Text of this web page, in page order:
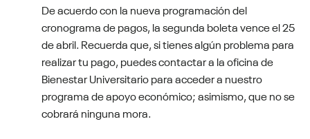
De acuerdo con la nueva programación del
cronograma de pagos, la segunda boleta vence el 25
de abril. Recuerda que, si tienes algún problema para
realizar tu pago, puedes contactar a la oficina de
Bienestar Universitario para acceder a nuestro
programa de apoyo económico; asimismo, que no se
cobrará ninguna mora.